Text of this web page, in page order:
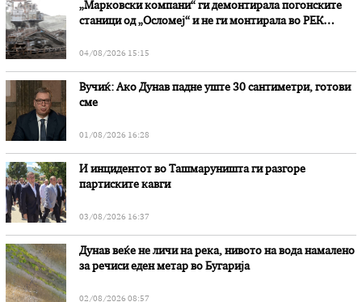
„Марковски компани“ ги демонтирала погонските
станици од „Осломеј“ и не ги монтирала во РЕК
04/08/2026 15:15
Вучиќ: Ако Дунав падне уште 30 сантиметри, готови
сме
01/08/2026 16:28
И инцидентот во Ташмаруништa ги разгоре
партиските кавги
03/08/2026 16:37
Дунав веќе не личи на река, нивото на вода намалено
за речиси еден метар во Бугарија
02/08/2026 08:57